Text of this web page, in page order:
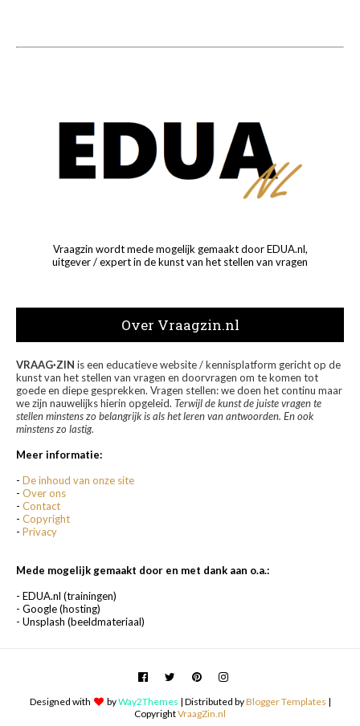
Vraagzin wordt mede mogelijk gemaakt door EDUA.nl,
uitgever / expert in de kunst van het stellen van vragen
Over Vraagzin.nl
VRAAG·ZIN is een educatieve website / kennisplatform gericht op de
kunst van het stellen van vragen en doorvragen om te komen tot
goede en diepe gesprekken. Vragen stellen: we doen het continu maar
we zijn nauwelijks hierin opgeleid. Terwijl de kunst de juiste vragen te
stellen minstens zo belangrijk is als het leren van antwoorden. En ook
minstens zo lastig.
Meer informatie:
- De inhoud van onze site
- Over ons
- Contact
- Copyright
- Privacy
Mede mogelijk gemaakt door en met dank aan o.a.:
- EDUA.nl (trainingen)
- Google (hosting)
- Unsplash (beeldmateriaal)
Designed with byWay2Themes | Distributed byBlogger Templates |
CopyrightVraagZin.nl